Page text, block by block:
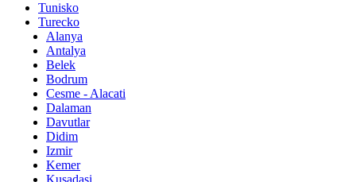
Tunisko
Turecko
Alanya
Antalya
Belek
Bodrum
Cesme - Alacati
Dalaman
Davutlar
Didim
Izmir
Kemer